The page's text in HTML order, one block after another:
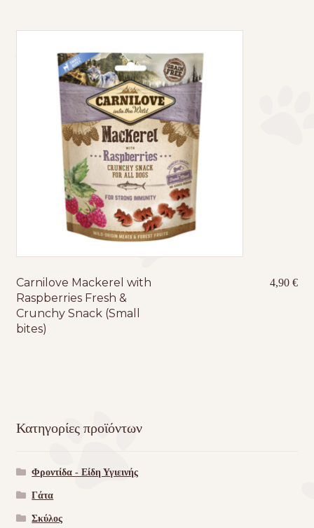
Carnilove Mackerel with
Raspberries Fresh &
Crunchy Snack (Small
bites)
4,90€
Κατηγορίες προϊόντων
Φροντίδα - Είδη Υγιεινής
Γάτα
Σκύλος